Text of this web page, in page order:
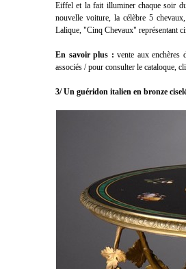
Eiffel et la fait illuminer chaque soir
nouvelle voiture, la célèbre 5
Lalique, "Cinq Chevaux" représentant
En savoir plus : vente aux
associés / pour consulter le cataloque,
3/ Un guéridon italien en bronze